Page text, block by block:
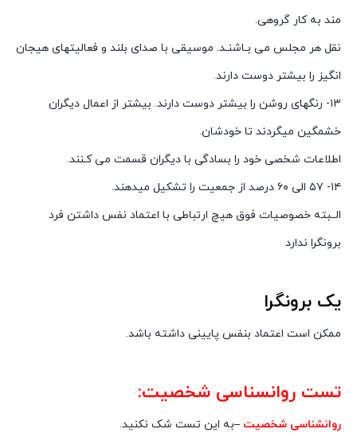
مند به کار گروهی.
نقل هر مجلس می بـاشنـد. موسیقی با صدای بلند و فعالیتهای هیجان
انگیز را بیشتر دوست دارند.
۱۳- رنگهای روشن را بیشتر دوست دارند. بیشتر از اعمال دیگران
خشمگین میگردند تا خودشان.
اطلاعات شخصی خود را بسادگی با دیگران قسمت می کـنند.
۱۴- ۵۷ الی ۶۰ درصد از جمعیت را تشکیل میدهند.
الــبته خصوصیات فوق هیچ ارتباطی با اعتماد نفس داشتن فرد
برونگرا ندارد
یک برونگرا
ممکن است اعتماد بنفس پایینی داشته باشد.
تست روانسناسی شخصیت:
روانشناسی شخصیت –به این تست شک نکنید.